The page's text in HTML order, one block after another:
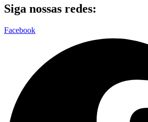
Siga nossas redes:
Facebook